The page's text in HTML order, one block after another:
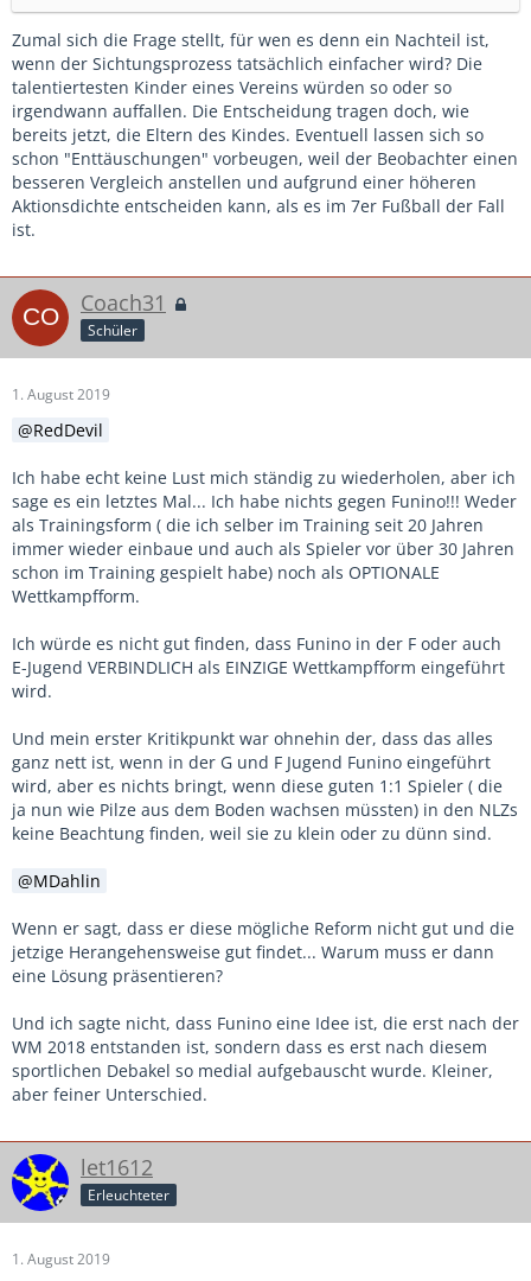
Zumal sich die Frage stellt, für wen es denn ein Nachteil ist,
wenn der Sichtungsprozess tatsächlich einfacher wird? Die
talentiertesten Kinder eines Vereins würden so oder so
irgendwann auffallen. Die Entscheidung tragen doch, wie
bereits jetzt, die Eltern des Kindes. Eventuell lassen sich so
schon "Enttäuschungen" vorbeugen, weil der Beobachter einen
besseren Vergleich anstellen und aufgrund einer höheren
Aktionsdichte entscheiden kann, als es im 7er Fußball der Fall
ist.
Coach31
Schüler
1. August 2019
RedDevil
Ich habe echt keine Lust mich ständig zu wiederholen, aber ich
sage es ein letztes Mal... Ich habe nichts gegen Funino!!! Weder
als Trainingsform ( die ich selber im Training seit 20 Jahren
immer wieder einbaue und auch als Spieler vor über 30 Jahren
schon im Training gespielt habe) noch als OPTIONALE
Wettkampfform.
Ich würde es nicht gut finden, dass Funino in der F oder auch
E-Jugend VERBINDLICH als EINZIGE Wettkampfform eingeführt
wird.
Und mein erster Kritikpunkt war ohnehin der, dass das alles
ganz nett ist, wenn in der G und F Jugend Funino eingeführt
wird, aber es nichts bringt, wenn diese guten 1:1 Spieler ( die
ja nun wie Pilze aus dem Boden wachsen müssten) in den NLZs
keine Beachtung finden, weil sie zu klein oder zu dünn sind.
MDahlin
Wenn er sagt, dass er diese mögliche Reform nicht gut und die
jetzige Herangehensweise gut findet... Warum muss er dann
eine Lösung präsentieren?
Und ich sagte nicht, dass Funino eine Idee ist, die erst nach der
WM 2018 entstanden ist, sondern dass es erst nach diesem
sportlichen Debakel so medial aufgebauscht wurde. Kleiner,
aber feiner Unterschied.
let1612
Erleuchteter
1. August 2019